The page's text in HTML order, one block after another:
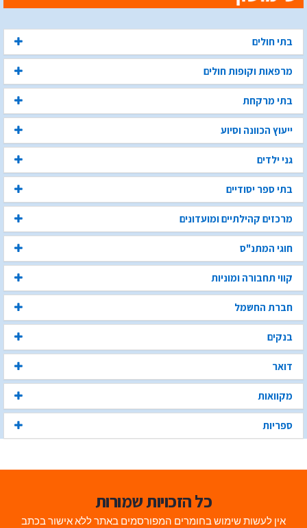
בתי חולים
מרפאות וקופות חולים
בתי מרקחת
ייעוץ הכוונה וסיוע
גני ילדים
בתי ספר יסודיים
מרכזים קהילתיים ומועדונים
חוגי המתנ"ס
קווי תחבורה ומוניות
חברת החשמל
בנקים
דואר
מקוואות
ספריות
כל הזכויות שמורות
אין לעשות שימוש בחומרים המפורסמים באתר ללא אישור בכתב